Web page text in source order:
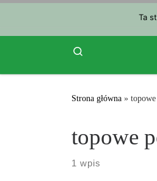
Strona główna »
topowe
1 wpis
Ta